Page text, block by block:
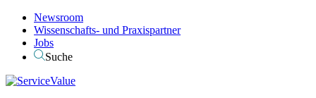
Newsroom
Wissenschafts- und Praxispartner
Jobs
Suche